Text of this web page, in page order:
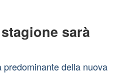
sarà
predominante della nuova